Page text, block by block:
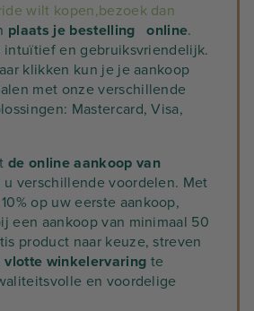
wilt kopen,bezoek dan
plaats je bestelling online.
intuïtief en gebruiksvriendelijk.
klikken kun je je aankoop
met onze verschillende
Mastercard, Visa,
de online aankoop van
u verschillende voordelen. Met
op uw eerste aankoop,
een aankoop van minimaal 50
product naar keuze, streven
vlotte winkelervaring te
en voordelige